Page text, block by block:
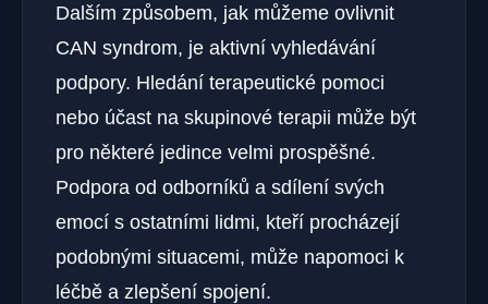
Dalším způsobem, jak můžeme ovlivnit
CAN syndrom, je aktivní vyhledávání
podpory. Hledání terapeutické pomoci
nebo účast na skupinové terapii​ může⁣ být
pro některé jedince velmi prospěšné.
Podpora od odborníků a sdílení svých
emocí s ostatními lidmi, kteří procházejí
podobnými situacemi, může‍ napomoci k
léčbě a ‍zlepšení spojení.